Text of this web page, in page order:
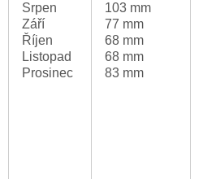
Srpen
Září
Říjen
Listopad
Prosinec
103 mm
77 mm
68 mm
68 mm
83 mm